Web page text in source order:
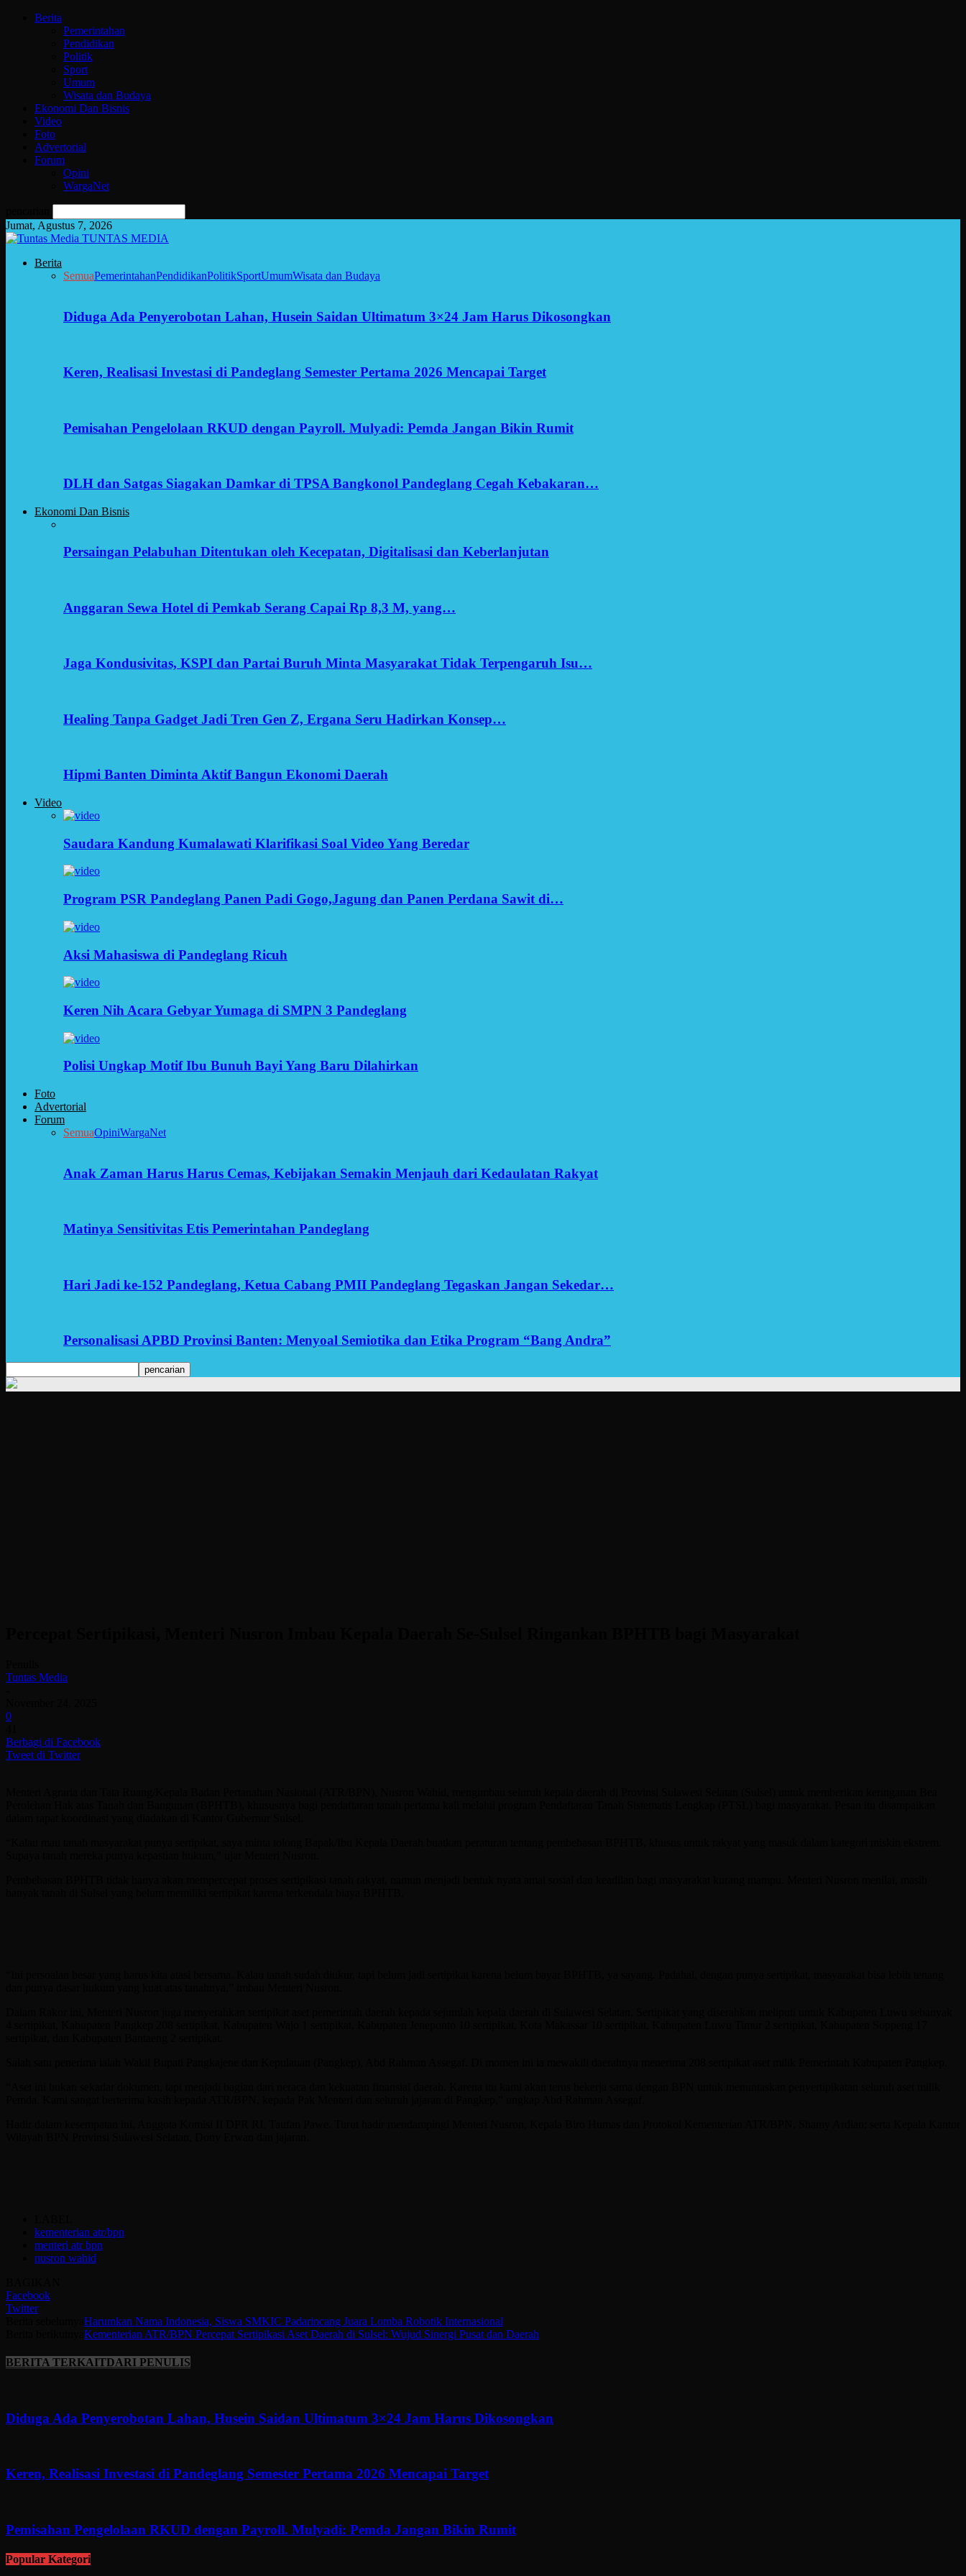
Berita
Pemerintahan
Pendidikan
Politik
Sport
Umum
Wisata dan Budaya
Ekonomi Dan Bisnis
Video
Foto
Advertorial
Forum
Opini
WargaNet
Jumat, Agustus 7, 2026
TUNTAS MEDIA
Berita
SemuaPemerintahanPendidikanPolitikSportUmumWisata dan Budaya
Diduga Ada Penyerobotan Lahan, Husein Saidan Ultimatum 3×24 Jam Harus Dikosongkan
Keren, Realisasi Investasi di Pandeglang Semester Pertama 2026 Mencapai Target
Pemisahan Pengelolaan RKUD dengan Payroll. Mulyadi: Pemda Jangan Bikin Rumit
DLH dan Satgas Siagakan Damkar di TPSA Bangkonol Pandeglang Cegah Kebakaran…
Ekonomi Dan Bisnis
Persaingan Pelabuhan Ditentukan oleh Kecepatan, Digitalisasi dan Keberlanjutan
Anggaran Sewa Hotel di Pemkab Serang Capai Rp 8,3 M, yang…
Jaga Kondusivitas, KSPI dan Partai Buruh Minta Masyarakat Tidak Terpengaruh Isu…
Healing Tanpa Gadget Jadi Tren Gen Z, Ergana Seru Hadirkan Konsep…
Hipmi Banten Diminta Aktif Bangun Ekonomi Daerah
Video
Saudara Kandung Kumalawati Klarifikasi Soal Video Yang Beredar
Program PSR Pandeglang Panen Padi Gogo,Jagung dan Panen Perdana Sawit di…
Aksi Mahasiswa di Pandeglang Ricuh
Keren Nih Acara Gebyar Yumaga di SMPN 3 Pandeglang
Polisi Ungkap Motif Ibu Bunuh Bayi Yang Baru Dilahirkan
Foto
Advertorial
Forum
SemuaOpiniWargaNet
Anak Zaman Harus Harus Cemas, Kebijakan Semakin Menjauh dari Kedaulatan Rakyat
Matinya Sensitivitas Etis Pemerintahan Pandeglang
Hari Jadi ke-152 Pandeglang, Ketua Cabang PMII Pandeglang Tegaskan Jangan Sekedar…
Personalisasi APBD Provinsi Banten: Menyoal Semiotika dan Etika Program “Bang Andra”
Tuntas Media
0
Berbagi di Facebook
Tweet di Twitter
kementerian atr/bpn
menteri atr bpn
nusron wahid
Facebook
Twitter
Harumkan Nama Indonesia, Siswa SMKIC Padarincang Juara Lomba Robotik Internasional
Kementerian ATR/BPN Percepat Sertipikasi Aset Daerah di Sulsel: Wujud Sinergi Pusat dan Daerah
BERITA TERKAITDARI PENULIS
Diduga Ada Penyerobotan Lahan, Husein Saidan Ultimatum 3×24 Jam Harus Dikosongkan
Keren, Realisasi Investasi di Pandeglang Semester Pertama 2026 Mencapai Target
Pemisahan Pengelolaan RKUD dengan Payroll. Mulyadi: Pemda Jangan Bikin Rumit
Popular Kategori